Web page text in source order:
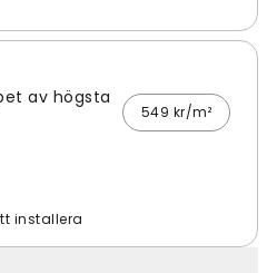
av högsta
549 kr/m²
installera